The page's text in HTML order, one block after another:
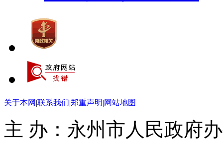
关于本网 |联系我们|郑重声明|网站地图
主 办：永州市人民政府